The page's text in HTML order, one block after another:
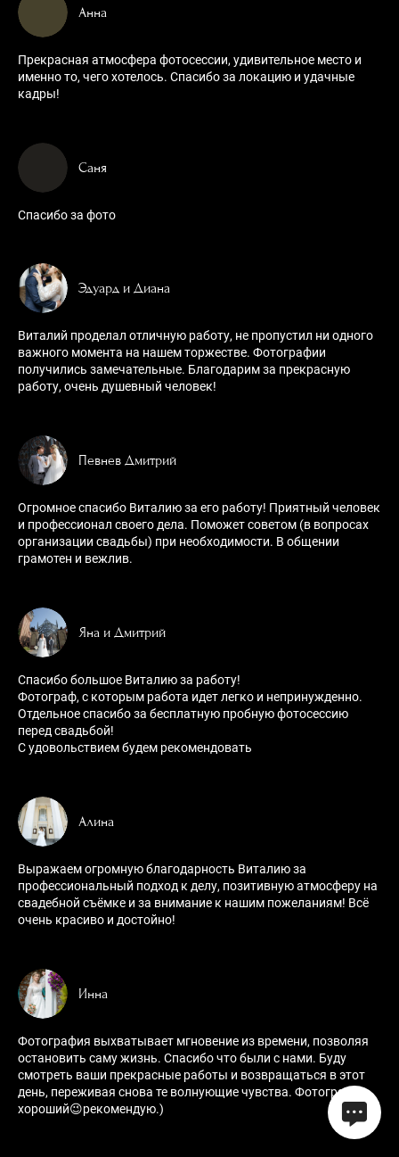
Анна
Прекрасная атмосфера фотосессии, удивительное место и
именно то, чего хотелось. Спасибо за локацию и удачные
кадры!
Саня
Спасибо за фото
Эдуард и Диана
Виталий проделал отличную работу, не пропустил ни одного
важного момента на нашем торжестве. Фотографии
получились замечательные. Благодарим за прекрасную
работу, очень душевный человек!
Певнев Дмитрий
Огромное спасибо Виталию за его работу! Приятный человек
и профессионал своего дела. Поможет советом (в вопросах
организации свадьбы) при необходимости. В общении
грамотен и вежлив.
Яна и Дмитрий
Спасибо большое Виталию за работу!
Фотограф, с которым работа идет легко и непринужденно.
Отдельное спасибо за бесплатную пробную фотосессию
перед свадьбой!
С удовольствием будем рекомендовать
Алина
Выражаем огромную благодарность Виталию за
профессиональный подход к делу, позитивную атмосферу на
свадебной съёмке и за внимание к нашим пожеланиям! Всё
очень красиво и достойно!
Инна
Фотография выхватывает мгновение из времени, позволяя
остановить саму жизнь. Спасибо что были с нами. Буду
смотреть ваши прекрасные работы и возвращаться в этот
день, переживая снова те волнующие чувства. Фотограф
хороший😉рекомендую.)